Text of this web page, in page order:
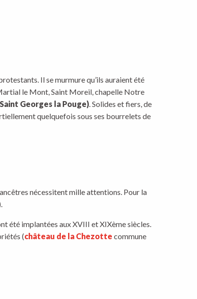
Il se murmure qu’ils auraient été
le Mont, Saint Moreil, chapelle Notre
Georges la Pouge). Solides et fiers, de
quelquefois sous ses bourrelets de
nécessitent mille attentions. Pour la
été implantées aux XVIII et XIXème siècles.
(château de la Chezotte commune